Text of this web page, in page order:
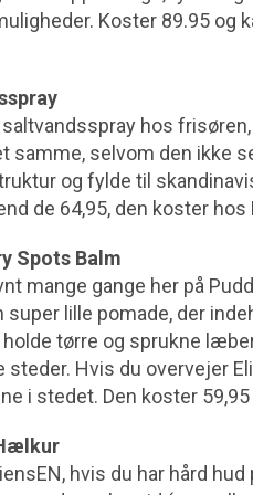
Koster 89.95 og
hos
samme, selvom den ikke
og fylde til
de 64,95, den koster hos
Spots Balm
mange gange her på
super lille pomade, der
tørre og sprukne
steder. Hvis du overvejer
i stedet. Den koster
hvis du har hård